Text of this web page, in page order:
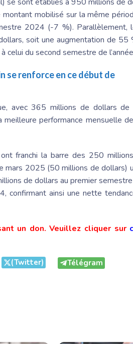
mobilisé sur la même
2024 (-7 %). Parallèlement,
soit une augmentation de 55
du second semestre de
se renforce en ce début de
avec 365 millions de dollars de
performance mensuelle
franchi la barre des 250
2025 (50 millions de dollars)
de dollars au premier
confirmant ainsi une nette
un don. Veuillez cliquer sur
(Twitter) Télégram